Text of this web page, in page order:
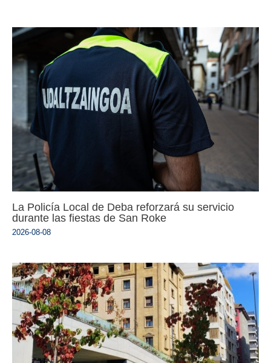
La Policía Local de Deba reforzará su servicio
durante las fiestas de San Roke
2026-08-08